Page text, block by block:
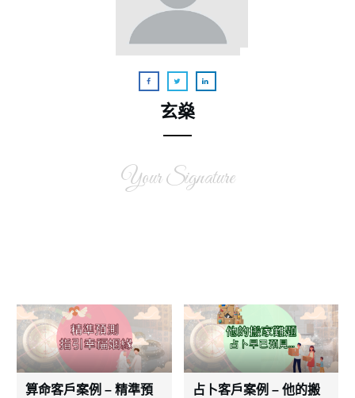
玄燊
Your Signature
算命客戶案例 – 精準預
占卜客戶案例 – 他的搬